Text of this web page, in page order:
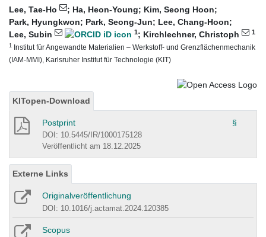
Lee, Tae-Ho ; Ha, Heon-Young; Kim, Seong Hoon;
Park, Hyungkwon; Park, Seong-Jun; Lee, Chang-Hoon;
Lee, Subin
1; Kirchlechner, Christoph 1
1 Institut für Angewandte Materialien – Werkstoff- und Grenzflächenmechanik
(IAM-MMI), Karlsruher Institut für Technologie (KIT)
KITopen-Download
Postprint §
DOI: 10.5445/IR/1000175128
Veröffentlicht am 18.12.2025
Externe Links
Originalveröffentlichung
DOI: 10.1016/j.actamat.2024.120385
Scopus